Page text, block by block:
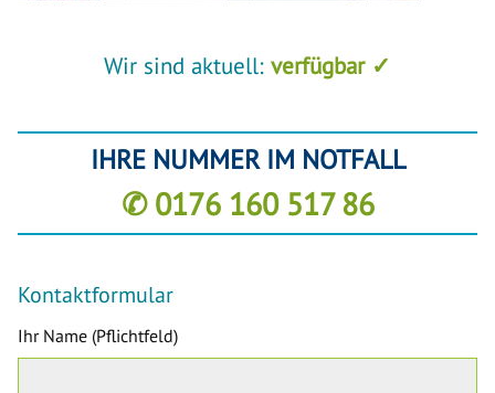
Wir sind aktuell: verfügbar ✓
IHRE NUMMER IM NOTFALL
✆ 0176 160 517 86
Kontaktformular
Ihr Name (Pflichtfeld)